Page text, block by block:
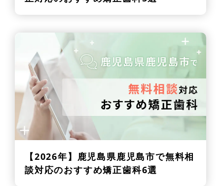
【2026年】 鹿児島県鹿児島市で無料相
談対応のおすすめ矯正歯科6選